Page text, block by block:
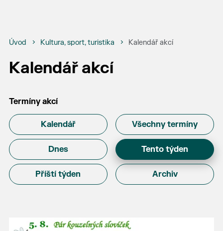
Úvod Kultura, sport, turistika Kalendář akcí
Kalendář akcí
Termíny akcí
Kalendář Všechny termíny
Dnes Tento týden
Příští týden Archiv